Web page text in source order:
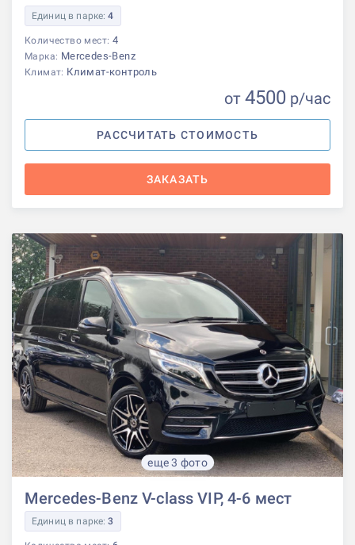
Единиц в парке:4
Количество мест: 4
Марка: Mercedes-Benz
Климат: Климат-контроль
от 4500 р/час
РАССЧИТАТЬ СТОИМОСТЬ
ЗАКАЗАТЬ
еще 3 фото
Mercedes-Benz V-class VIP, 4-6 мест
Единиц в парке:3